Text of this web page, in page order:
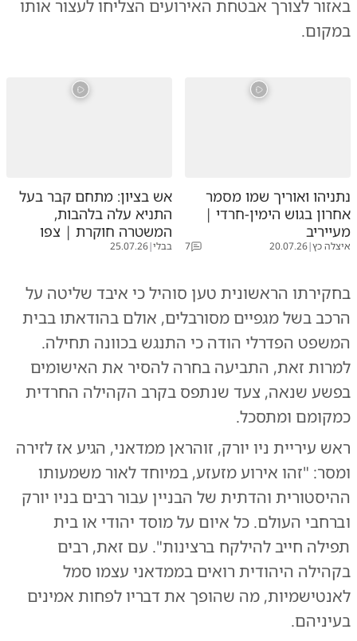
באזור לצורך אבטחת האירועים הצליחו לעצור אותו
במקום.
נתניהו ואוריך שמו מסמר
אחרון בגוש הימין-חרדי |
מעייריב
איצלה כץ|
20.07.26
7
אש בציון: מתחם קבר בעל
התניא עלה בלהבות,
המשטרה חוקרת | צפו
בבלי|
25.07.26
בחקירתו הראשונית טען סוהיל כי איבד שליטה על
הרכב בשל מגפיים מסורבלים, אולם בהודאתו בבית
המשפט הפדרלי הודה כי התנגש בכוונה תחילה.
למרות זאת, התביעה בחרה להסיר את האישומים
בפשע שנאה, צעד שנתפס בקרב הקהילה החרדית
כמקומם ומתסכל.
ראש עיריית ניו יורק, זוהראן ממדאני, הגיע אז לזירה
ומסר: "זהו אירוע מזעזע, במיוחד לאור משמעותו
ההיסטורית והדתית של הבניין עבור רבים בניו יורק
וברחבי העולם. כל איום על מוסד יהודי או בית
תפילה חייב להילקח ברצינות". עם זאת, רבים
בקהילה היהודית רואים בממדאני עצמו סמל
לאנטישמיות, מה שהופך את דבריו לפחות אמינים
בעיניהם.